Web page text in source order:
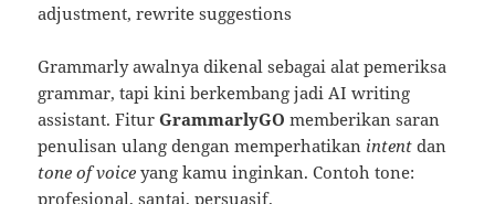
adjustment, rewrite suggestions
Grammarly awalnya dikenal sebagai alat pemeriksa
grammar, tapi kini berkembang jadi AI writing
assistant. FiturGrammarlyGO memberikan saran
penulisan ulang dengan memperhatikan intent dan
tone of voice yang kamu inginkan. Contoh tone:
profesional, santai, persuasif.